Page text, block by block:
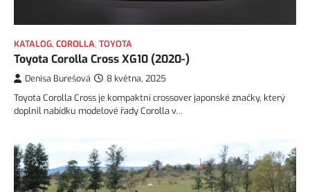
KATALOG, COROLLA, TOYOTA
Toyota Corolla Cross XG10 (2020-)
Denisa Burešová
8 května, 2025
Toyota Corolla Cross je kompaktní crossover japonské značky, který
doplnil nabídku modelové řady Corolla v…